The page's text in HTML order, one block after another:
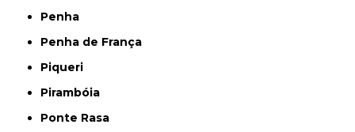
Penha
Penha de França
Piqueri
Pirambóia
Ponte Rasa